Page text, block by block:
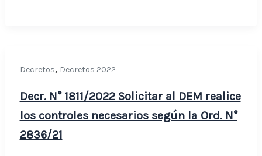
Decretos, Decretos 2022
Decr. N° 1811/2022 Solicitar al DEM realice
los controles necesarios según la Ord. N°
2836/21